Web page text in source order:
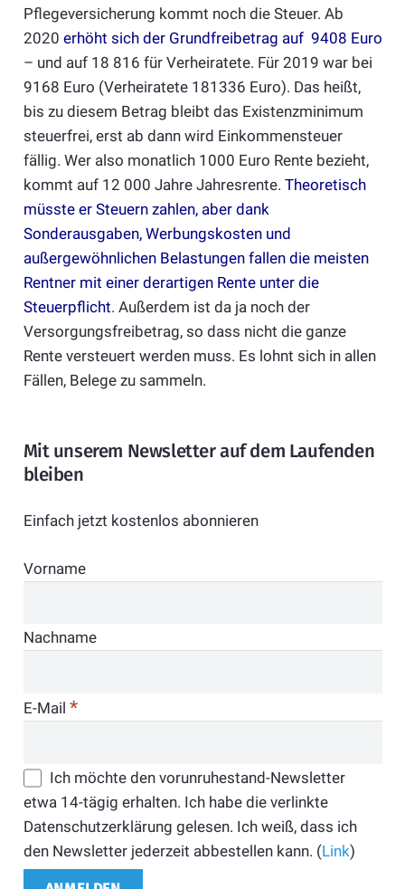
Pflegeversicherung kommt noch die Steuer. Ab
2020 erhöht sich der Grundfreibetrag auf 9408 Euro
– und auf 18 816 für Verheiratete. Für 2019 war bei
9168 Euro (Verheiratete 181336 Euro). Das heißt,
bis zu diesem Betrag bleibt das Existenzminimum
steuerfrei, erst ab dann wird Einkommensteuer
fällig. Wer also monatlich 1000 Euro Rente bezieht,
kommt auf 12 000 Jahre Jahresrente. Theoretisch
müsste er Steuern zahlen, aber dank
Sonderausgaben, Werbungskosten und
außergewöhnlichen Belastungen fallen die meisten
Rentner mit einer derartigen Rente unter die
Steuerpflicht. Außerdem ist da ja noch der
Versorgungsfreibetrag, so dass nicht die ganze
Rente versteuert werden muss. Es lohnt sich in allen
Fällen, Belege zu sammeln.
Mit unserem Newsletter auf dem Laufenden
bleiben
Einfach jetzt kostenlos abonnieren
Vorname
Nachname
E-Mail *
Ich möchte den vorunruhestand-Newsletter
etwa 14-tägig erhalten. Ich habe die verlinkte
Datenschutzerklärung gelesen. Ich weiß, dass ich
den Newsletter jederzeit abbestellen kann. (Link)